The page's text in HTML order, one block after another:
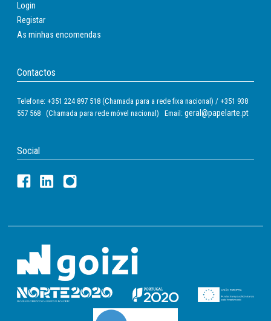
Login
Registar
As minhas encomendas
Contactos
Telefone: +351 224 897 518 (Chamada para a rede fixa nacional) / +351 938
557 568 (Chamada para rede móvel nacional) Email: geral@papelarte.pt
Social